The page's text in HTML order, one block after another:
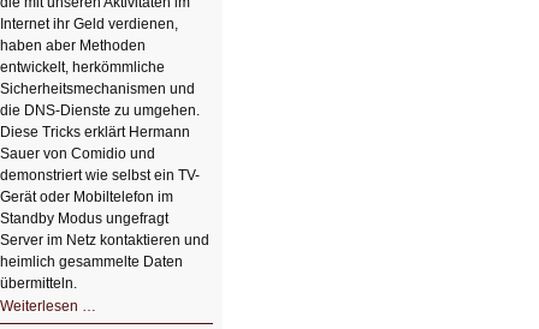
Internet ihr Geld verdienen,
haben aber Methoden
entwickelt, herkömmliche
Sicherheitsmechanismen und
die DNS-Dienste zu umgehen.
Diese Tricks erklärt Hermann
Sauer von Comidio und
demonstriert wie selbst ein TV-
Gerät oder Mobiltelefon im
Standby Modus ungefragt
Server im Netz kontaktieren und
heimlich gesammelte Daten
übermitteln.
Weiterlesen …
DNS